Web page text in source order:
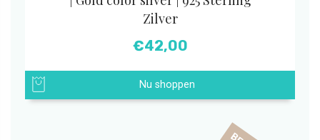
Zilver
€42,00
Nu shoppen